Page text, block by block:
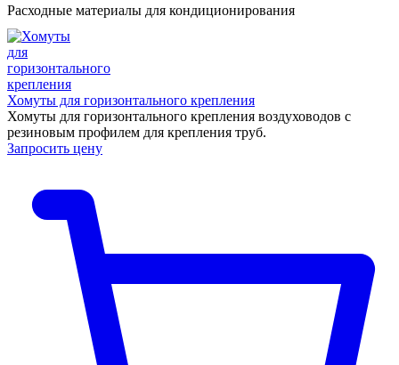
Расходные материалы для кондиционирования
Хомуты для горизонтального крепления
Хомуты для горизонтального крепления воздуховодов с
резиновым профилем для крепления труб.
Запросить цену